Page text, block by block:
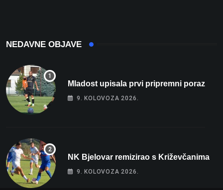
NEDAVNE OBJAVE
Mladost upisala prvi pripremni poraz
9. KOLOVOZA 2026.
NK Bjelovar remizirao s Križevčanima
9. KOLOVOZA 2026.